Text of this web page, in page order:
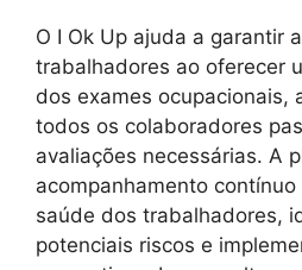
O I Ok Up ajuda a garantir
trabalhadores ao oferecer
dos exames ocupacionais,
todos os colaboradores
avaliações necessárias. A
acompanhamento
saúde dos trabalhadores,
potenciais riscos e